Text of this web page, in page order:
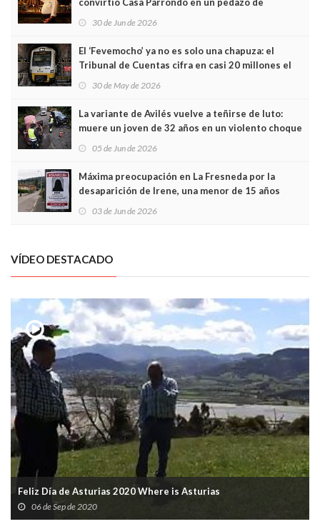
convirtió Casa Parrondo en un pedazo de
Asturias en Madrid
30 de Jun de 2026
El ‘Fevemocho’ ya no es solo una chapuza: el
Tribunal de Cuentas cifra en casi 20 millones el
sobrecoste de los trenes que no cabían por los
30 de May de 2026
La variante de Avilés vuelve a teñirse de luto:
muere un joven de 32 años en un violento choque
frontal
05 de Jun de 2026
Máxima preocupación en La Fresneda por la
desaparición de Irene, una menor de 15 años
03 de Jun de 2026
VÍDEO DESTACADO
Feliz Día de Asturias 2020 Where is Asturias
06 de Sep de 2020